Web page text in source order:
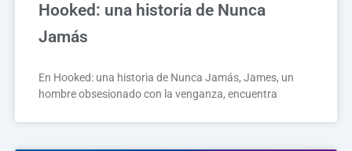
Hooked: una historia de Nunca
Jamás
En Hooked: una historia de Nunca Jamás, James, un
hombre obsesionado con la venganza, encuentra